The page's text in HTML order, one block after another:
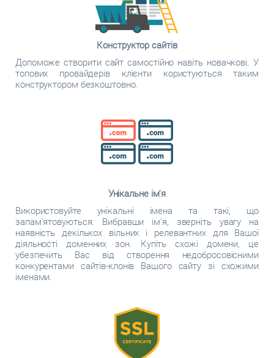
Конструктор сайтів
Допоможе створити сайт самостійно навіть новачкові. У
топових провайдерів клієнти користуються таким
конструктором безкоштовно.
Унікальне ім'я
Використовуйте унікальні імена та такі, що
запам'ятовуються. Вибравши ім'я, зверніть увагу на
наявність декількох вільних і релевантних для Вашої
діяльності доменних зон. Купіть схожі домени, це
убезпечить Вас від створення недобросовісними
конкурентами сайтів-клонів Вашого сайту зі схожими
іменами.